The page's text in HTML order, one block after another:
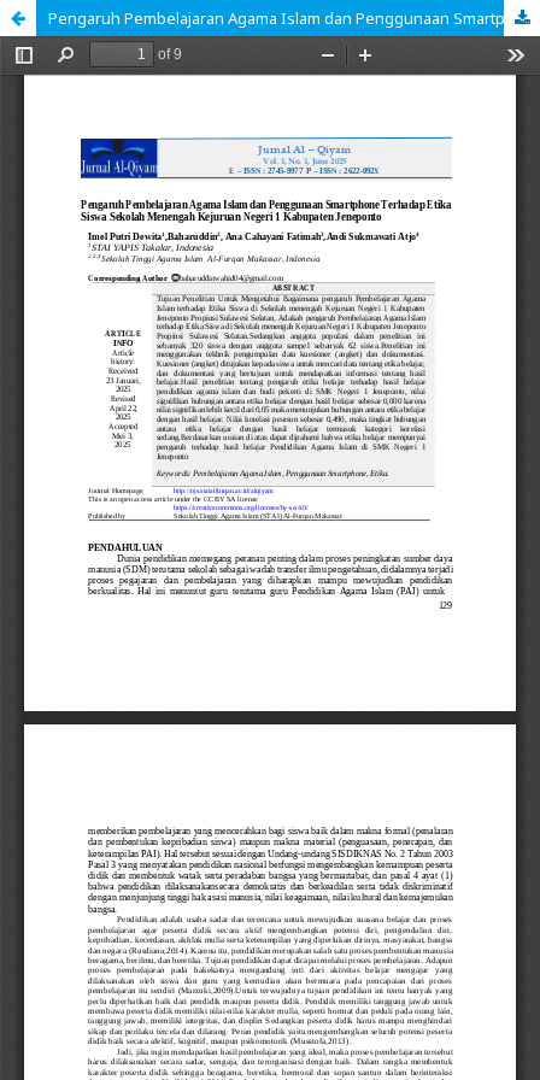
Pengaruh Pembelajaran Agama Islam dan Penggunaan Smartphone terhadap Etika Siswa Sekolah Menengah Kejuruan Negeri 1 Kabupaten Jeneponto